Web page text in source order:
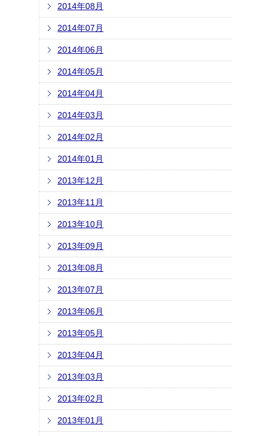
2014年08月
2014年07月
2014年06月
2014年05月
2014年04月
2014年03月
2014年02月
2014年01月
2013年12月
2013年11月
2013年10月
2013年09月
2013年08月
2013年07月
2013年06月
2013年05月
2013年04月
2013年03月
2013年02月
2013年01月